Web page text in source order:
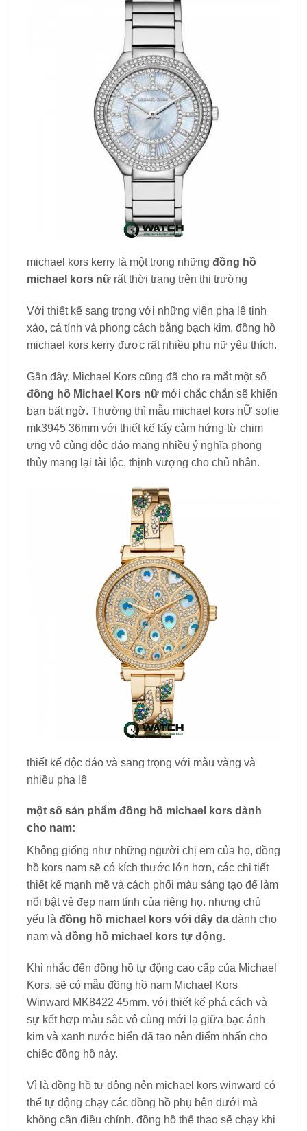
michael kors kerry là một trong những đồng hồ
michael kors nữ rất thời trang trên thị trường
Với thiết kế sang trọng với những viên pha lê tinh
xảo, cá tính và phong cách bằng bạch kim, đồng hồ
michael kors kerry được rất nhiều phụ nữ yêu thích.
Gần đây, Michael Kors cũng đã cho ra mắt một số
đồng hồ Michael Kors nữ mới chắc chắn sẽ khiến
bạn bất ngờ. Thường thì mẫu michael kors nỮ sofie
mk3945 36mm với thiết kế lấy cảm hứng từ chim
ưng vô cùng độc đáo mang nhiều ý nghĩa phong
thủy mang lại tài lộc, thịnh vượng cho chủ nhân.
thiết kế độc đáo và sang trọng với màu vàng và
nhiều pha lê
một số sản phẩm đồng hồ michael kors dành
cho nam:
Không giống như những người chị em của họ, đồng
hồ kors nam sẽ có kích thước lớn hơn, các chi tiết
thiết kế mạnh mẽ và cách phối màu sáng tạo để làm
nổi bật vẻ đẹp nam tính của riêng họ. nhưng chủ
yếu là đồng hồ michael kors với dây da dành cho
nam và đồng hồ michael kors tự động.
Khi nhắc đến đồng hồ tự động cao cấp của Michael
Kors, sẽ có mẫu đồng hồ nam Michael Kors
Winward MK8422 45mm. với thiết kế phá cách và
sự kết hợp màu sắc vô cùng mới lạ giữa bạc ánh
kim và xanh nước biển đã tạo nên điểm nhấn cho
chiếc đồng hồ này.
Vì là đồng hồ tự động nên michael kors winward có
thể tự động chạy các đồng hồ phụ bên dưới mà
không cần điều chỉnh. đồng hồ thể thao sẽ chạy khi